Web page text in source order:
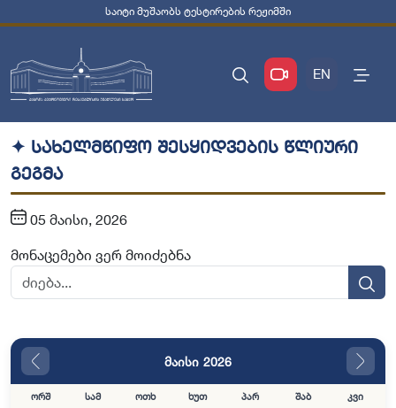
საიტი მუშაობს ტესტირების რეჟიმში
EN
✦ სახელმწიფო შესყიდვების წლიური
გეგმა
05 მაისი, 2026
მონაცემები ვერ მოიძებნა
მაისი 2026
ორშ სამ ოთხ ხუთ პარ შაბ კვი